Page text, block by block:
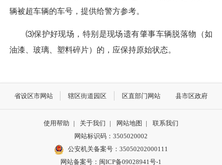
辆被超车辆的车号，提供给警方参考。
⑶保护好现场，特别是现场遗有肇事车辆脱落物（如
油漆、玻璃、塑料碎片）的，应保持原始状态。
省设区市网站 辖区街道园区 区直部门网站 县市区政府
使用帮助 | 关于我们 | 网站地图 |
联系我们
网站标识码：3505020002
公安机关备案号：35050202000111
网站备案号：闽ICP备09028941号-1